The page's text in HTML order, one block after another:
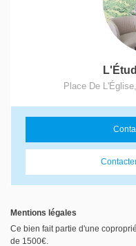
Place De L'Église
Mentions légales
Ce bien fait partie d'une
de 1500€.